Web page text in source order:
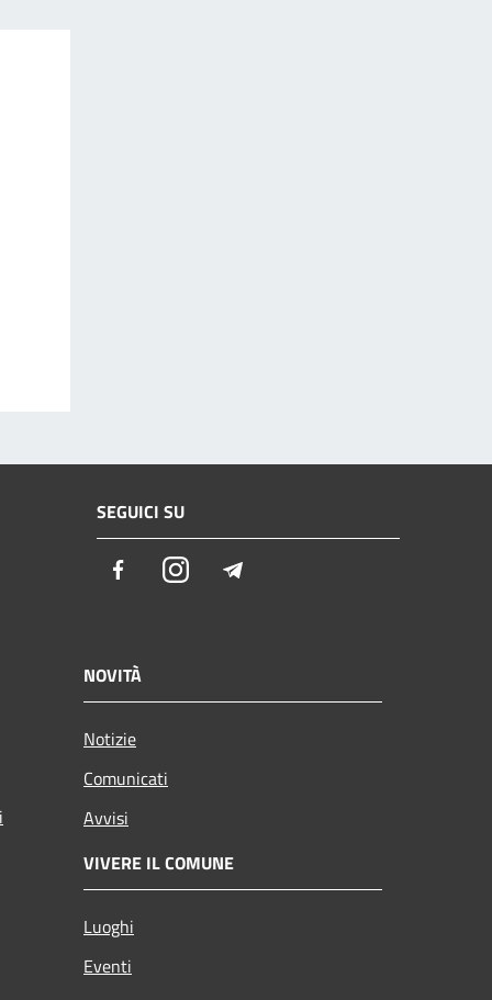
SEGUICI SU
FacebookInstagram
NOVITÀ
Notizie
Comunicati
Avvisi
VIVERE IL COMUNE
Luoghi
Eventi